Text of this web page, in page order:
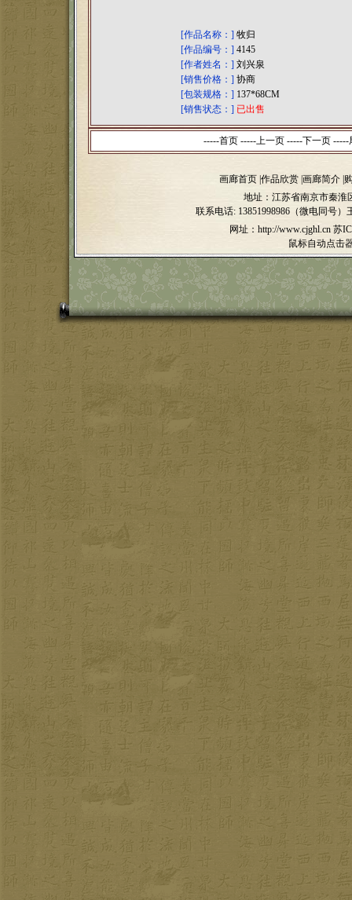
[作品名称：] 牧归
[作品编号：] 4145
[作者姓名：] 刘兴泉
[销售价格：] 协商
[包装规格：] 137*68CM
[销售状态：] 已出售
-----首页 -----上一页 -----下一页 -----
画廊首页 作品欣赏 画廊简介
地址：江苏省南京市秦淮
联系电话: 13851998986（微电同号）
网址：http://www.cjghl.cn 苏
鼠标自动点击